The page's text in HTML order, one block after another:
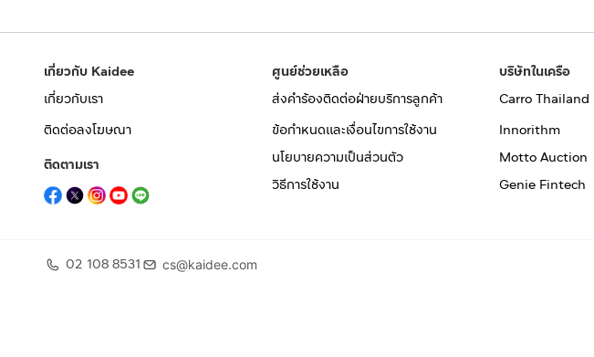
เกี่ยวกับ Kaidee
เกี่ยวกับเรา
ติดต่อลงโฆษณา
ติดตามเรา
ศูนย์ช่วยเหลือ
ส่งคำร้องติดต่อฝ่ายบริการลูกค้า
ข้อกำหนดและเงื่อนไขการใช้งาน
นโยบายความเป็นส่วนตัว
วิธีการใช้งาน
บริษัทในเครือ
Carro Thailand
Innorithm
Motto Auction
Genie Fintech
02 108 8531 cs@kaidee.com